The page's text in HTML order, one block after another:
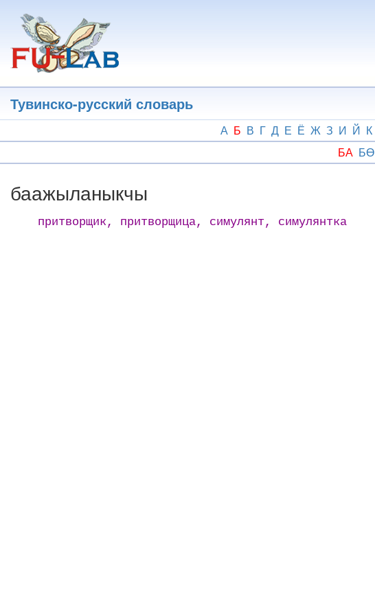
основному
содержанию
Тувинско-русский словарь
А Б В Г Д Е Ё Ж З И Й К
БА БӨ
баажыланыкчы
притворщик, притворщица, симулянт, симулянтка